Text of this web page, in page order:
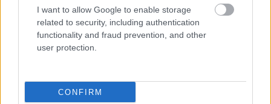
I want to allow Google to enable storage
related to security, including authentication
functionality and fraud prevention, and other
user protection.
CONFIRM
megélhetési celebek
2012. május 24.